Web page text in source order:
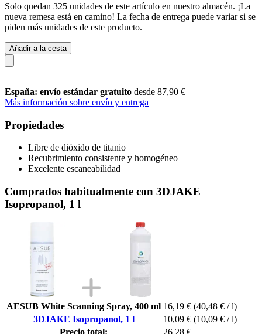
Solo quedan 325 unidades de este artículo en nuestro almacén. ¡La
nueva remesa está en camino! La fecha de entrega puede variar si se
piden más unidades de este producto.
Añadir a la cesta
España: envío estándar gratuito desde 87,90 €
Más información sobre envío y entrega
Propiedades
Libre de dióxido de titanio
Recubrimiento consistente y homogéneo
Excelente escaneabilidad
Comprados habitualmente con 3DJAKE
Isopropanol, 1 l
AESUB White Scanning Spray, 400 ml 16,19 € (40,48 € / l)
3DJAKE Isopropanol, 1 l
10,09 € (10,09 € / l)
Precio total:
26,28 €